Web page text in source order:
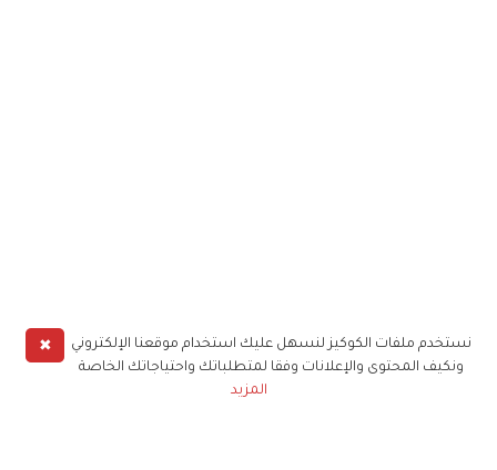
✖
نستخدم ملفات الكوكيز لنسهل عليك استخدام موقعنا الإلكتروني
ونكيف المحتوى والإعلانات وفقا لمتطلباتك واحتياجاتك الخاصة
المزيد